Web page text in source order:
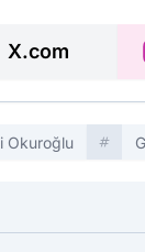
X.com
Okuroğlu